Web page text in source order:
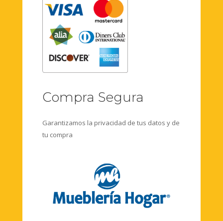
Compra Segura
Garantizamos la privacidad de tus datos y de
tu compra